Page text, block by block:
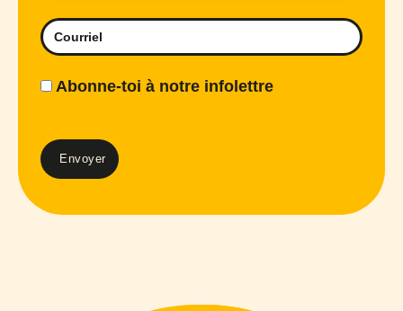
Abonne-toi à notre infolettre